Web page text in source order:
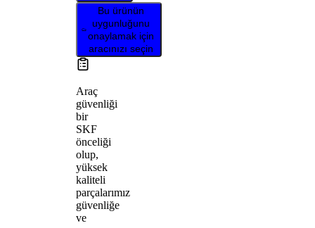
Bu ürünün
uygunluğunu
onaylamak için
aracınızı seçin
Araç
güvenliği
bir
SKF
önceliği
olup,
yüksek
kaliteli
parçalarımız
güvenliğe
ve